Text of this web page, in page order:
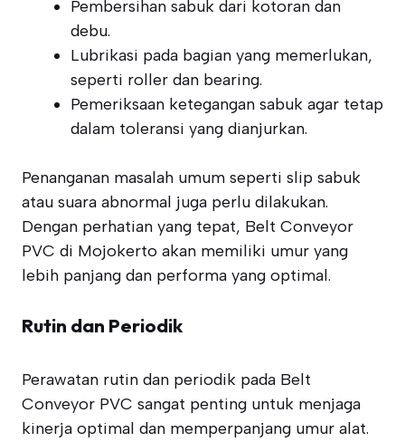
Pembersihan sabuk dari kotoran dan
debu.
Lubrikasi pada bagian yang memerlukan,
seperti roller dan bearing.
Pemeriksaan ketegangan sabuk agar tetap
dalam toleransi yang dianjurkan.
Penanganan masalah umum seperti slip sabuk
atau suara abnormal juga perlu dilakukan.
Dengan perhatian yang tepat, Belt Conveyor
PVC di Mojokerto akan memiliki umur yang
lebih panjang dan performa yang optimal.
Rutin dan Periodik
Perawatan rutin dan periodik pada Belt
Conveyor PVC sangat penting untuk menjaga
kinerja optimal dan memperpanjang umur alat.